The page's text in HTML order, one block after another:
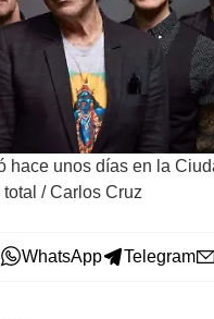
hace unos días en la
/Carlos Cruz
WhatsApp Telegram